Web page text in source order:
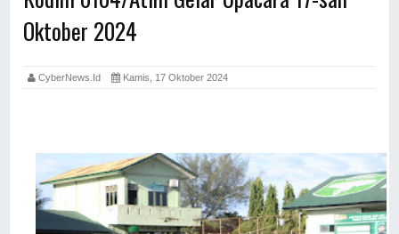
Oktober 2024
CyberNews.id Kamis, 17 Oktober 2024